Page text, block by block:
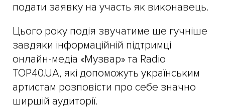
подати заявку на участь як виконавець.
Цього року подія звучатиме ще гучніше
завдяки інформаційній підтримці
онлайн-медіа «Музвар» та Radio
TOP40.UA, які допоможуть українським
артистам розповісти про себе значно
ширшій аудиторії.